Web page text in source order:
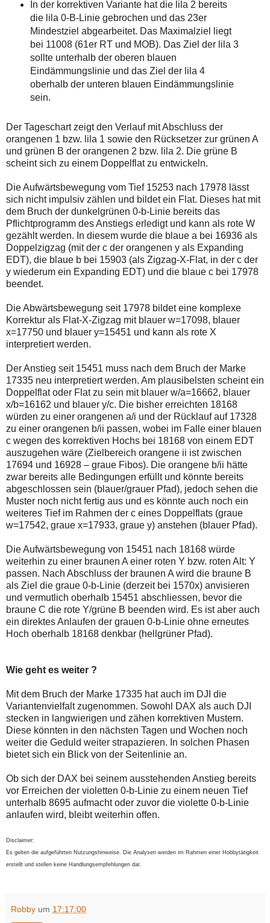
In der korrektiven Variante hat die lila 2 bereits
die lila 0-B-Linie gebrochen und das 23er
Mindestziel abgearbeitet. Das Maximalziel liegt
bei 11008 (61er RT und MOB). Das Ziel der lila 3
sollte unterhalb der oberen blauen
Eindämmungslinie und das Ziel der lila 4
oberhalb der unteren blauen Eindämmungslinie
sein.
Der Tageschart zeigt den Verlauf mit Abschluss der
orangenen 1 bzw. lila 1 sowie den Rücksetzer zur grünen A
und grünen B der orangenen 2 bzw. lila 2. Die grüne B
scheint sich zu einem Doppelflat zu entwickeln.
Die Aufwärtsbewegung vom Tief 15253 nach 17978 lässt
sich nicht impulsiv zählen und bildet ein Flat. Dieses hat mit
dem Bruch der dunkelgrünen 0-b-Linie bereits das
Pflichtprogramm des Anstiegs erledigt und kann als rote W
gezählt werden. In diesem wurde die blaue a bei 16936 als
Doppelzigzag (mit der c der orangenen y als Expanding
EDT), die blaue b bei 15903 (als Zigzag-X-Flat, in der c der
y wiederum ein Expanding EDT) und die blaue c bei 17978
beendet.
Die Abwärtsbewegung seit 17978 bildet eine komplexe
Korrektur als Flat-X-Zigzag mit blauer w=17098, blauer
x=17750 und blauer y=15451 und kann als rote X
interpretiert werden.
Der Anstieg seit 15451 muss nach dem Bruch der Marke
17335 neu interpretiert werden. Am plausibelsten scheint ein
Doppelflat oder Flat zu sein mit blauer w/a=16662, blauer
x/b=16162 und blauer y/c. Die bisher erreichten 18168
würden zu einer orangenen a/i und der Rücklauf auf 17328
zu einer orangenen b/ii passen, wobei im Falle einer blauen
c wegen des korrektiven Hochs bei 18168 von einem EDT
auszugehen wäre (Zielbereich orangene ii ist zwischen
17694 und 16928 – graue Fibos). Die orangene b/ii hätte
zwar bereits alle Bedingungen erfüllt und könnte bereits
abgeschlossen sein (blauer/grauer Pfad), jedoch sehen die
Muster noch nicht fertig aus und es könnte auch noch ein
weiteres Tief im Rahmen der c eines Doppelflats (graue
w=17542, graue x=17933, graue y) anstehen (blauer Pfad).
Die Aufwärtsbewegung von 15451 nach 18168 würde
weiterhin zu einer braunen A einer roten Y bzw. roten Alt: Y
passen. Nach Abschluss der braunen A wird die braune B
als Ziel die graue 0-b-Linie (derzeit bei 1570x) anvisieren
und vermutlich oberhalb 15451 abschliessen, bevor die
braune C die rote Y/grüne B beenden wird. Es ist aber auch
ein direktes Anlaufen der grauen 0-b-Linie ohne erneutes
Hoch oberhalb 18168 denkbar (hellgrüner Pfad).
Wie geht es weiter ?
Mit dem Bruch der Marke 17335 hat auch im DJI die
Variantenvielfalt zugenommen. Sowohl DAX als auch DJI
stecken in langwierigen und zähen korrektiven Mustern.
Diese könnten in den nächsten Tagen und Wochen noch
weiter die Geduld weiter strapazieren. In solchen Phasen
bietet sich ein Blick von der Seitenlinie an.
Ob sich der DAX bei seinem ausstehenden Anstieg bereits
vor Erreichen der violetten 0-b-Linie zu einem neuen Tief
unterhalb 8695 aufmacht oder zuvor die violette 0-b-Linie
anlaufen wird, bleibt weiterhin offen.
Disclaimer:
Es gelten die aufgeführten Nutzungshinweise. Die Analysen werden im Rahmen einer Hobbytätigkeit
erstellt und stellen keine Handlungsempfehlungen dar.
Robby um 17:17:00